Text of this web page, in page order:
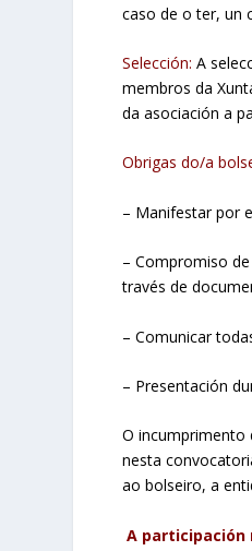
caso de o ter, un
Selección: A
membros da
da asociación a
Obrigas do/a
– Manifestar por
– Compromiso
través de
– Comunicar
– Presentación
O incumprimento
nesta
ao bolseiro, a
A participación